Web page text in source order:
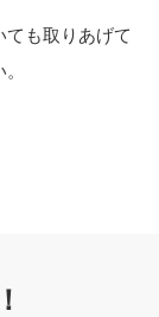
ても取りあげて